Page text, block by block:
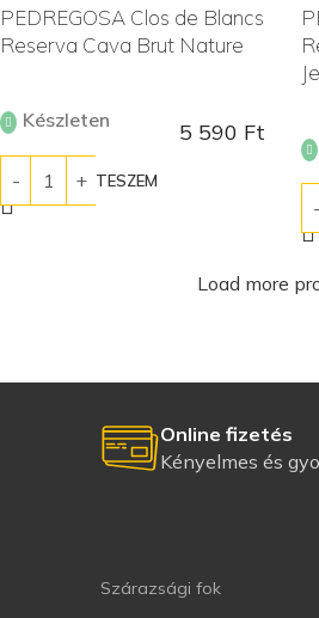
PEDREGOSA Clos de Blancs
Reserva Cava Brut Nature
Készleten 5 590 Ft
KOSÁRBA TESZEM
Load more
Online fizetés
Kényelmes és
Szárazsági fok